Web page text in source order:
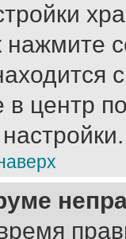
нажмите
в центр